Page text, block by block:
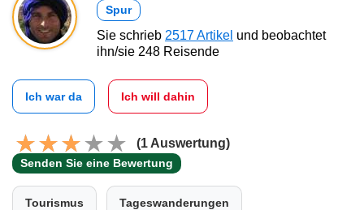
Spur
Sie schrieb 2517 Artikel und beobachtet
ihn/sie 248 Reisende
Ich war da Ich will dahin
(1 Auswertung)
Senden Sie eine Bewertung
Tourismus Tageswanderungen